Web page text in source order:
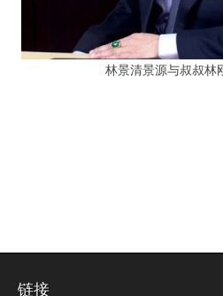
林景清景源与叔叔林
链接